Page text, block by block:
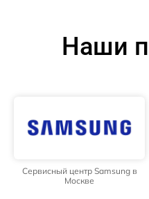
Наши
Сервисный центр Samsung в
Москве